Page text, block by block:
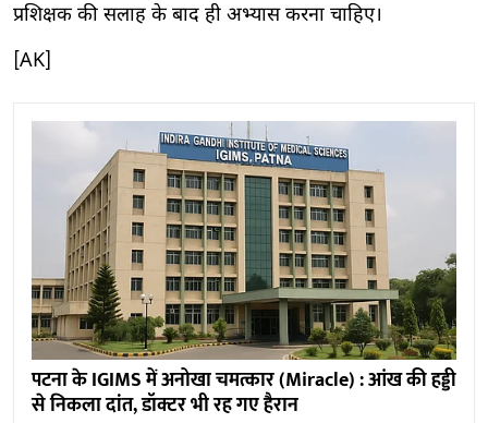
प्रशिक्षक की सलाह के बाद ही अभ्यास करना चाहिए।
[AK]
पटना के IGIMS में अनोखा चमत्कार (Miracle) : आंख की हड्डी
से निकला दांत, डॉक्टर भी रह गए हैरान